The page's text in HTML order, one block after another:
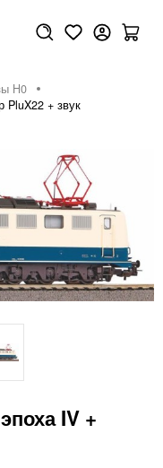
H0
PluX22 + звук
IV +